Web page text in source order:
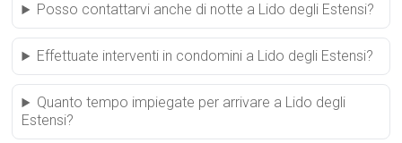
Posso contattarvi anche di notte a Lido degli Estensi?
Effettuate interventi in condomini a Lido degli Estensi?
Quanto tempo impiegate per arrivare a Lido degli
Estensi?